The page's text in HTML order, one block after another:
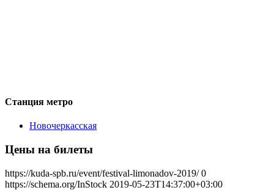
Станция метро
Новочеркасская
Цены на билеты
https://kuda-spb.ru/event/festival-limonadov-2019/ 0
https://schema.org/InStock 2019-05-23T14:37:00+03:00